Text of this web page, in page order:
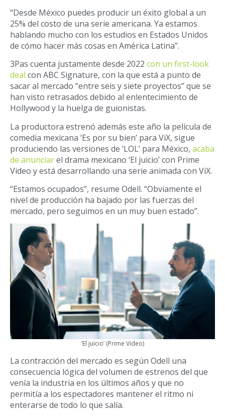
“Desde México puedes producir un éxito global a un
25% del costo de una serie americana. Ya estamos
hablando mucho con los estudios en Estados Unidos
de cómo hacer más cosas en América Latina”.
3Pas cuenta justamente desde 2022 con un first-look
deal con ABC Signature, con la que está a punto de
sacar al mercado “entre seis y siete proyectos” que se
han visto retrasados debido al enlentecimiento de
Hollywood y la huelga de guionistas.
La productora estrenó además este año la película de
comedia mexicana ‘Es por su bien’ para ViX, sigue
produciendo las versiones de ‘LOL’ para México, acaba
de anunciarel drama mexicano ‘El juicio’ con Prime
Video y está desarrollando una serie animada con ViX.
“Estamos ocupados”, resume Odell. “Obviamente el
nivel de producción ha bajado por las fuerzas del
mercado, pero seguimos en un muy buen estado”.
‘El juicio’ (Prime Video)
La contracción del mercado es según Odell una
consecuencia lógica del volumen de estrenos del que
venía la industria en los últimos años y que no
permitía a los espectadores mantener el ritmo ni
enterarse de todo lo que salía.